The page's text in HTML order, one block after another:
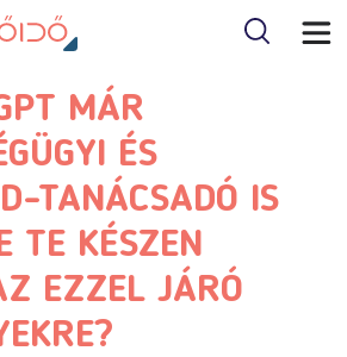
MÁR
ÉS
TANÁCSADÓ IS
TE KÉSZEN
EZZEL JÁRÓ